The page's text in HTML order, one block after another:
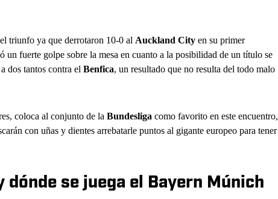
triunfo ya que derrotaron 10-0 al Auckland City en su primer
un fuerte golpe sobre la mesa en cuanto a la posibilidad de un título se
dos tantos contra el Benfica, un resultado que no resulta del todo malo
coloca al conjunto de la Bundesliga como favorito en este encuentro,
con uñas y dientes arrebatarle puntos al gigante europeo para tener
dónde se juega el Bayern Múnich